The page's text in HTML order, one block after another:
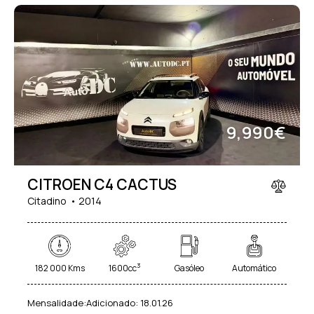
Start/Stop Automático
Suspensão Ajustável (3)
Teto Panorâmico (11)
Vidros Elétricos (41)
Vidros Escurecidos (26)
9,990€
CITROEN C4 CACTUS
Citadino 2014
182 000 Kms 1600cc3 Gasóleo Automático
Mensalidade:Adicionado: 18.01.26